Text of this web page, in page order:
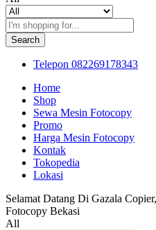
Search
Telepon 082269178343
Home
Shop
Sewa Mesin Fotocopy
Promo
Harga Mesin Fotocopy
Kontak
Tokopedia
Lokasi
Selamat Datang Di Gazala
Fotocopy Bekasi
All